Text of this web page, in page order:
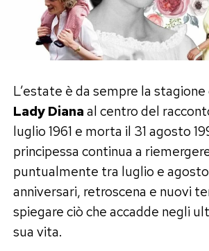
Nuredini accompagnate da
affettuose, con espressioni
amo», «mio amore» e «amore
Da qui è partita l’ipotesi che tra
in passato, possa esserci stato un
intenso di una semplice amicizia.
Al momento, però, non esiste
diretta di una relazione
e Franceska. Le foto e le dediche
una forte vicinanza, ma non
stabilire la natura del rapporto.
L’estate è da sempre la
Lady Dianaal centro del
luglio 1961 e morta il 31 agosto
principessa continua a
puntualmente tra luglio e
anniversari, retroscena e nuovi
spiegare ciò che accadde negli
sua vita.